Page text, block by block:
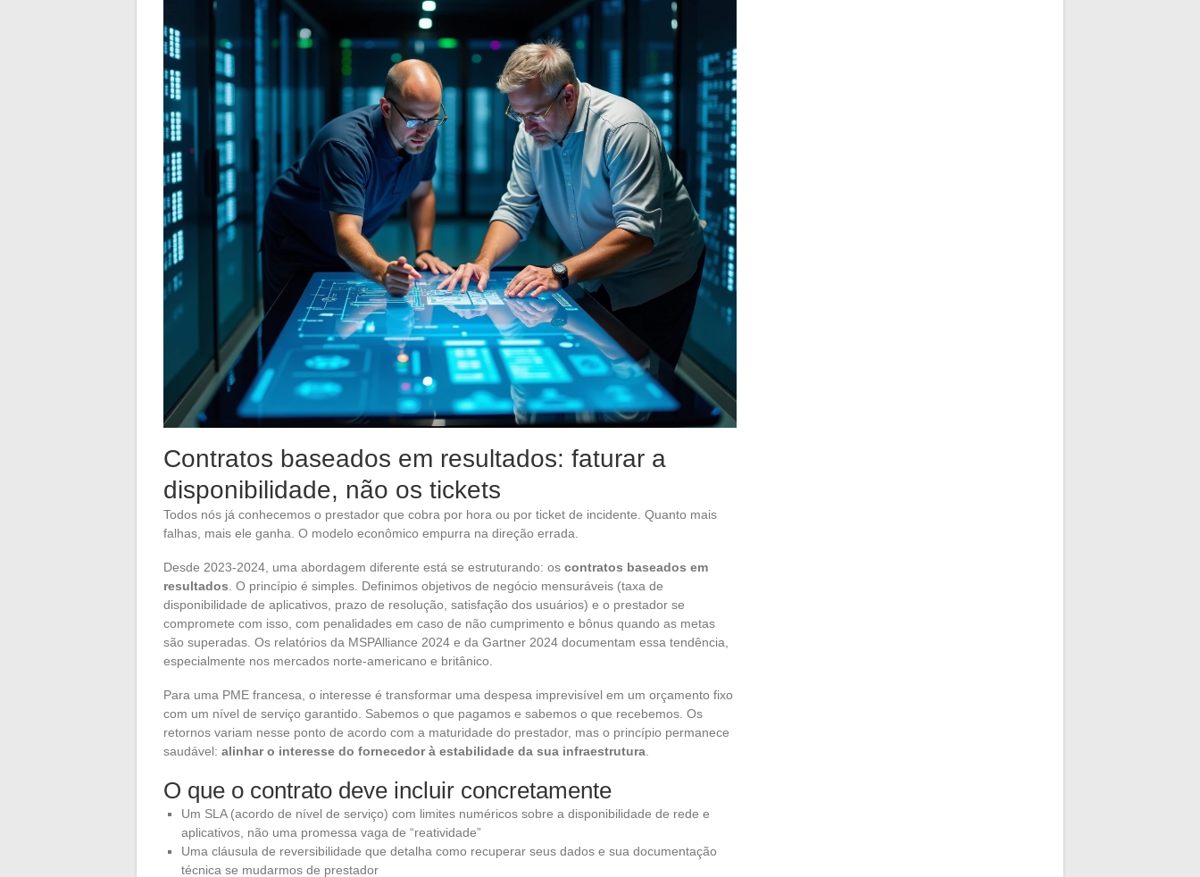
Contratos baseados em resultados: faturar a
disponibilidade, não os tickets
Todos nós já conhecemos o prestador que cobra por hora ou por ticket de incidente. Quanto mais
falhas, mais ele ganha. O modelo econômico empurra na direção errada.
Desde 2023-2024, uma abordagem diferente está se estruturando: os contratos baseados em
resultados. O princípio é simples. Definimos objetivos de negócio mensuráveis (taxa de
disponibilidade de aplicativos, prazo de resolução, satisfação dos usuários) e o prestador se
compromete com isso, com penalidades em caso de não cumprimento e bônus quando as metas
são superadas. Os relatórios da MSPAlliance 2024 e da Gartner 2024 documentam essa tendência,
especialmente nos mercados norte-americano e britânico.
Para uma PME francesa, o interesse é transformar uma despesa imprevisível em um orçamento fixo
com um nível de serviço garantido. Sabemos o que pagamos e sabemos o que recebemos. Os
retornos variam nesse ponto de acordo com a maturidade do prestador, mas o princípio permanece
saudável: alinhar o interesse do fornecedor à estabilidade da sua infraestrutura.
O que o contrato deve incluir concretamente
Um SLA (acordo de nível de serviço) com limites numéricos sobre a disponibilidade de rede e
aplicativos, não uma promessa vaga de “reatividade”
Uma cláusula de reversibilidade que detalha como recuperar seus dados e sua documentação
técnica se mudarmos de prestador